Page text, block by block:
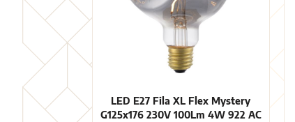
LED E27 Fila XL Flex Mystery
G125x176 230V 100Lm 4W 922 AC